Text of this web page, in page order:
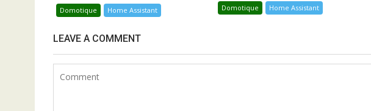
Domotique Home Assistant Domotique Home Assistant
LEAVE A COMMENT